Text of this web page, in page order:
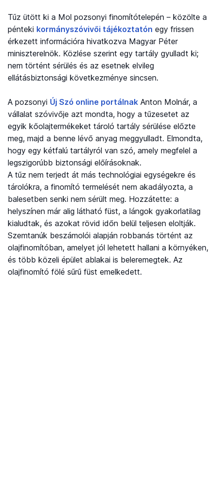
Tűz ütött ki a Mol pozsonyi finomítótelepén – közölte a
pénteki kormányszóvivői tájékoztatón egy frissen
érkezett információra hivatkozva Magyar Péter
miniszterelnök. Közlése szerint egy tartály gyulladt ki;
nem történt sérülés és az esetnek elvileg
ellátásbiztonsági következménye sincsen.
A pozsonyi Új Szó online portálnak Anton Molnár, a
vállalat szóvivője azt mondta, hogy a tűzesetet az
egyik kőolajtermékeket tároló tartály sérülése előzte
meg, majd a benne lévő anyag meggyulladt. Elmondta,
hogy egy kétfalú tartályról van szó, amely megfelel a
legszigorúbb biztonsági előírásoknak.
A tűz nem terjedt át más technológiai egységekre és
tárolókra, a finomító termelését nem akadályozta, a
balesetben senki nem sérült meg. Hozzátette: a
helyszínen már alig látható füst, a lángok gyakorlatilag
kialudtak, és azokat rövid időn belül teljesen eloltják.
Szemtanúk beszámolói alapján robbanás történt az
olajfinomítóban, amelyet jól lehetett hallani a környéken,
és több közeli épület ablakai is beleremegtek. Az
olajfinomító fölé sűrű füst emelkedett.